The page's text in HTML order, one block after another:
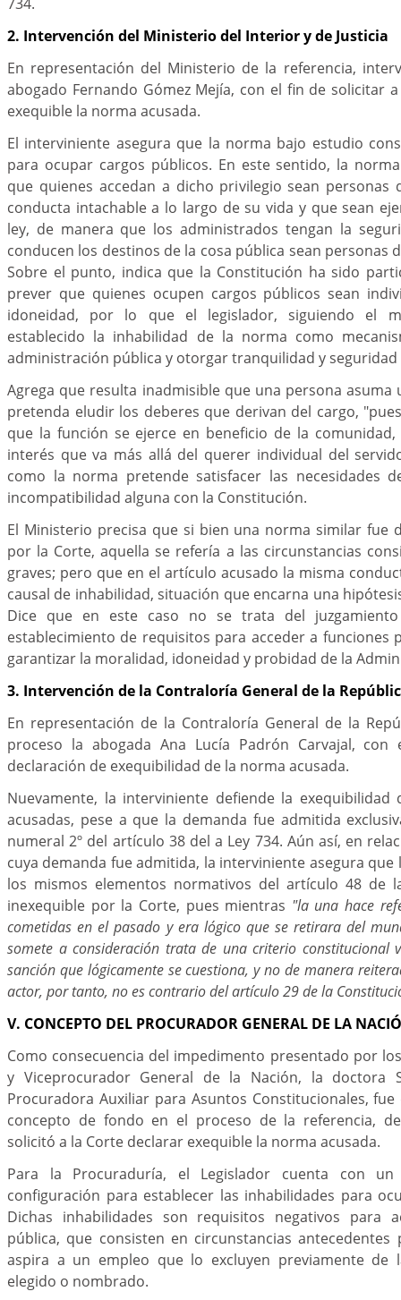
2. Intervención del Ministerio del Interior y de Justicia
En representación del Ministerio de la referencia,
abogado Fernando Gómez Mejía, con el fin de solicitar
exequible la norma acusada.
El interviniente asegura que la norma bajo estudio
para ocupar cargos públicos. En este sentido, la
que quienes accedan a dicho privilegio sean personas
conducta intachable a lo largo de su vida y que sean
ley, de manera que los administrados tengan la
conducen los destinos de la cosa pública sean personas
Sobre el punto, indica que la Constitución ha sido
prever que quienes ocupen cargos públicos sean
idoneidad, por lo que el legislador, siguiendo el
establecido la inhabilidad de la norma como
administración pública y otorgar tranquilidad y seguridad
Agrega que resulta inadmisible que una persona asuma
pretenda eludir los deberes que derivan del cargo,
que la función se ejerce en beneficio de la
interés que va más allá del querer individual del
como la norma pretende satisfacer las necesidades
incompatibilidad alguna con la Constitución.
El Ministerio precisa que si bien una norma similar fue
por la Corte, aquella se refería a las circunstancias
graves; pero que en el artículo acusado la misma
causal de inhabilidad, situación que encarna una
Dice que en este caso no se trata del
establecimiento de requisitos para acceder a funciones
garantizar la moralidad, idoneidad y probidad de la
3. Intervención de la Contraloría General de la
En representación de la Contraloría General de la
proceso la abogada Ana Lucía Padrón Carvajal,
declaración de exequibilidad de la norma acusada.
Nuevamente, la interviniente defiende la
acusadas, pese a que la demanda fue admitida
numeral 2º del artículo 38 del a Ley 734. Aún así, en
cuya demanda fue admitida, la interviniente asegura
los mismos elementos normativos del artículo 48 de
inexequible por la Corte, pues mientras "la una hace
cometidas en el pasado y era lógico que se retirara del
somete a consideración trata de una criterio constitucional
sanción que lógicamente se cuestiona, y no de manera
actor, por tanto, no es contrario del artículo 29 de la
V. CONCEPTO DEL PROCURADOR GENERAL DE LA
Como consecuencia del impedimento presentado por
y Viceprocurador General de la Nación, la doctora
Procuradora Auxiliar para Asuntos Constitucionales,
concepto de fondo en el proceso de la referencia,
solicitó a la Corte declarar exequible la norma acusada.
Para la Procuraduría, el Legislador cuenta con
configuración para establecer las inhabilidades para
Dichas inhabilidades son requisitos negativos para
pública, que consisten en circunstancias antecedentes
aspira a un empleo que lo excluyen previamente de
elegido o nombrado.